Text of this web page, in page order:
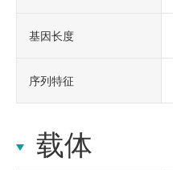
基因长度
序列特征
载体